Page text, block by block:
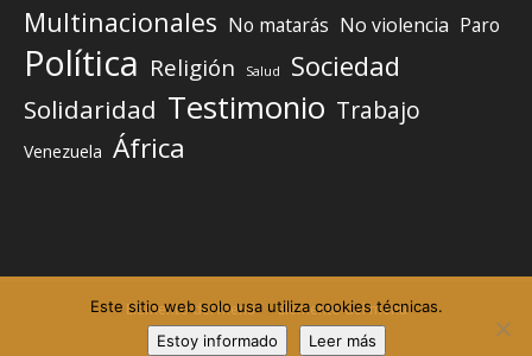
Multinacionales No matarás No violencia Paro
Política Religión Salud Sociedad
Solidaridad Testimonio Trabajo
Venezuela África
Elemento del menú Elemento del menú
©
Este sitio web solo usa utiliza cookies técnicas.
Estoy informado
Leer más